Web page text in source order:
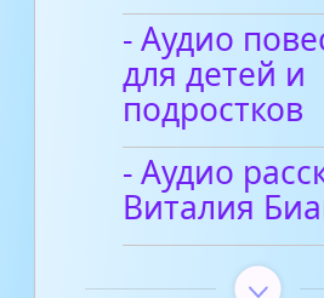
- Аудио
для детей и
подростков
- Аудио
Виталия